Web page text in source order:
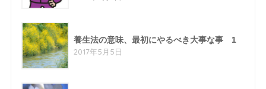
養生法の意味、最初にやるべき大事な事 1
2017年5月5日